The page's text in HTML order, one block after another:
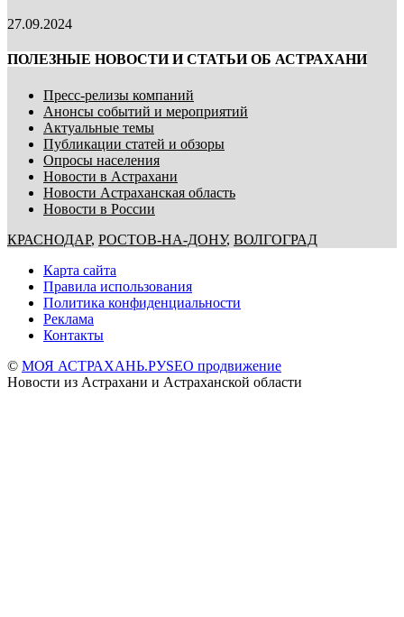
27.09.2024
ПОЛЕЗНЫЕ НОВОСТИ И СТАТЬИ ОБ АСТРАХАНИ
Пресс-релизы компаний
Анонсы событий и мероприятий
Актуальные темы
Публикации статей и обзоры
Опросы населения
Новости в Астрахани
Новости Астраханская область
Новости в России
КРАСНОДАР, РОСТОВ-НА-ДОНУ, ВОЛГОГРАД
Карта сайта
Правила использования
Политика конфиденциальности
Реклама
Контакты
© МОЯ АСТРАХАНЬ.РУSEO продвижение
Новости из Астрахани и Астраханской области